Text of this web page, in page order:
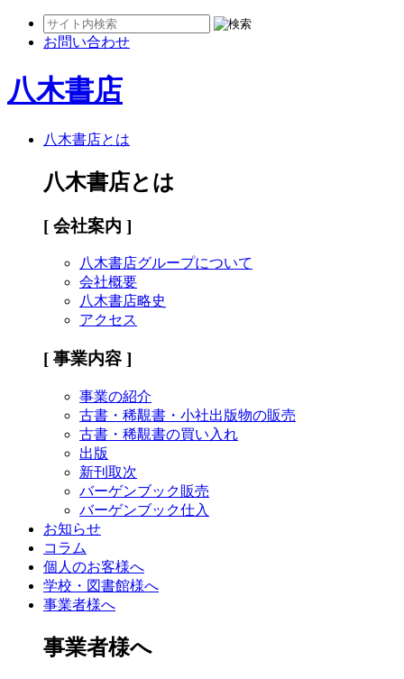
お問い合わせ
八木書店
八木書店とは
八木書店とは
[ 会社案内 ]
八木書店グループについて
会社概要
八木書店略史
アクセス
[ 事業内容 ]
事業の紹介
古書・稀覯書・小社出版物の販売
古書・稀覯書の買い入れ
出版
新刊取次
バーゲンブック販売
バーゲンブック仕入
お知らせ
コラム
個人のお客様へ
学校・図書館様へ
事業者様へ
事業者様へ